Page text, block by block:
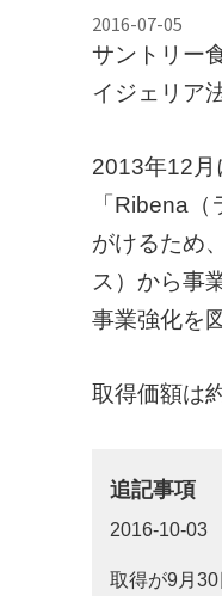
2016-07-05
サントリー
イジェリア
2013年12月
「Ribena
がけるため
ス）から事
事業強化を
取得価額は
追記事項
2016-10-03
取得が9月30